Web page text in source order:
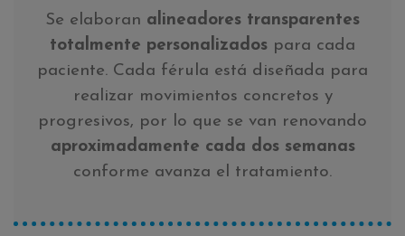
Se elaboran alineadores transparentes
totalmente personalizados para cada
paciente. Cada férula está diseñada para
realizar movimientos concretos y
progresivos, por lo que se van renovando
aproximadamente cada dos semanas
conforme avanza el tratamiento.